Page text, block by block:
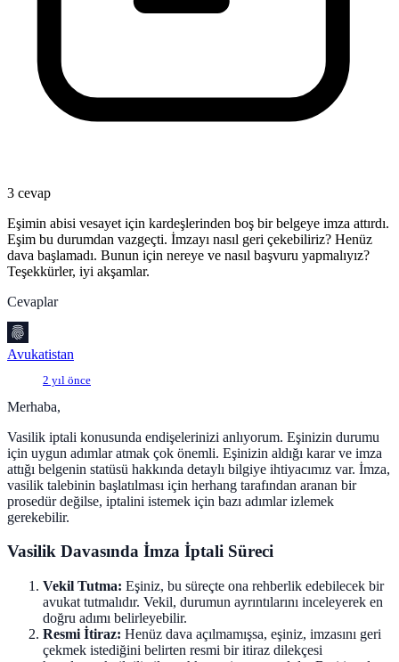
3 cevap
Eşimin abisi vesayet için kardeşlerinden boş bir belgeye imza attırdı.
Eşim bu durumdan vazgeçti. İmzayı nasıl geri çekebiliriz? Henüz
dava başlamadı. Bunun için nereye ve nasıl başvuru yapmalıyız?
Teşekkürler, iyi akşamlar.
Cevaplar
Avukatistan
2 yıl önce
Merhaba,
Vasilik iptali konusunda endişelerinizi anlıyorum. Eşinizin durumu
için uygun adımlar atmak çok önemli. Eşinizin aldığı karar ve imza
attığı belgenin statüsü hakkında detaylı bilgiye ihtiyacımız var. İmza,
vasilik talebinin başlatılması için herhang tarafından aranan bir
prosedür değilse, iptalini istemek için bazı adımlar izlemek
gerekebilir.
Vasilik Davasında İmza İptali Süreci
Vekil Tutma: Eşiniz, bu süreçte ona rehberlik edebilecek bir
avukat tutmalıdır. Vekil, durumun ayrıntılarını inceleyerek en
doğru adımı belirleyebilir.
Resmi İtiraz: Henüz dava açılmamışsa, eşiniz, imzasını geri
çekmek istediğini belirten resmi bir itiraz dilekçesi